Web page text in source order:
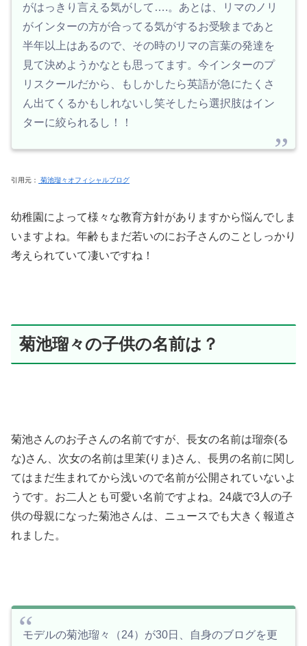
がはっきり言える気がして….。あとは、リマのノリ
がインターの方が合ってる気がするお受験まであと
半年以上はあるので、その時のリマの言葉の発達を
見て決めようかなとも思ってます。今インターのプ
リスクールだから、もしかしたら英語が急にたくさ
ん出てくるかもしれないし笑そしたら選択肢はイン
ターに絞られるし！！
引用元： 菊池瑠々オフィシャルブログ
幼稚園によって様々な教育方針がありますから悩んでしま
いますよね。年齢もまだ若いのにお子さんのことしっかり
考えられていて凄いですね！
菊池瑠々の子供の名前は？
菊池さんのお子さんの名前ですが、長女の名前は瑠奈(る
な)さん、次女の名前は里茉(りま)さん、長男の名前に関し
てはまだ生まれてから浅いので名前が公開されていないよ
うです。お二人とも可愛い名前ですよね。24歳で3人の子
供の母親になった菊池さんは、ニュースでも大きく報道さ
れました。
モデルの菊池瑠々（24）が30日、自身のブログを更